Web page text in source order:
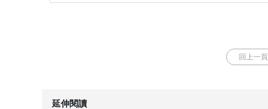
回上一頁
延伸閱讀